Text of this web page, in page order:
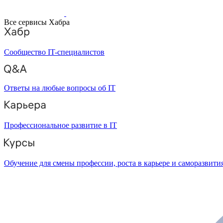
Все сервисы Хабра
Сообщество IT-специалистов
Ответы на любые вопросы об IT
Профессиональное развитие в IT
Обучение для смены профессии, роста в карьере и